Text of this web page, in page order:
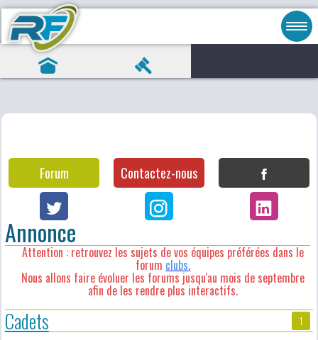
Forum Contactez-nous
Annonce
Attention : retrouvez les sujets de vos équipes préférées dans le
forum clubs.
Nous allons faire évoluer les forums jusqu'au mois de septembre
afin de les rendre plus interactifs.
Cadets 1